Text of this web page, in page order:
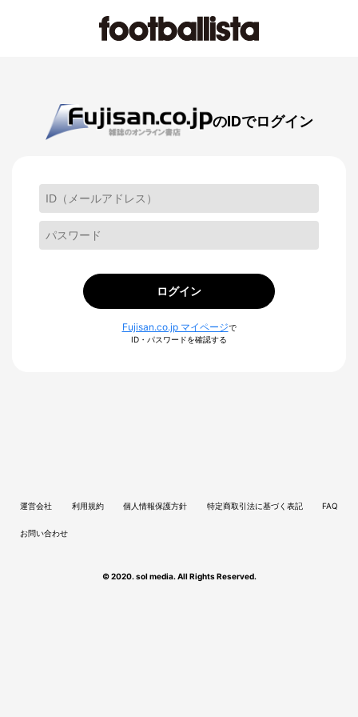
のIDでログイン
ログイン
Fujisan.co.jp マイページで
ID・パスワードを確認する
運営会社 利用規約 個人情報保護方針 特定商取引法に基づく表記 FAQ
お問い合わせ
© 2020. sol media. All Rights Reserved.